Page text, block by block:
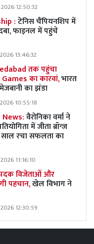
12:50:32
:टेनिस चैंपियनशिप में
फाइनल में पहुंचे
13:46:32
तक पहुंचा
का कारवां,भारत
का झंडा
10:55:18
वैरोनिका वर्मा ने
में जीता ब्रॉन्ज
रचा सफलता का
11:16:10
विजेताओं और
पहचान,खेल विभाग ने
12:30:59